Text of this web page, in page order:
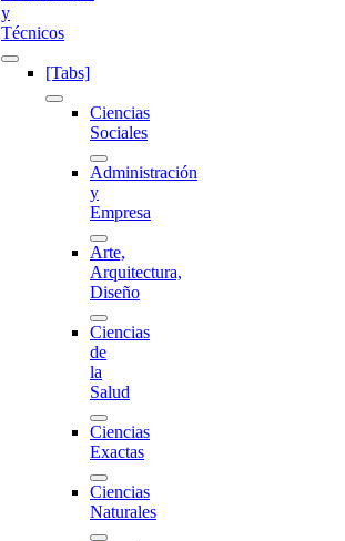
y
Técnicos
[Tabs]
Ciencias
Sociales
Administración
y
Empresa
Arte,
Arquitectura,
Diseño
Ciencias
de
la
Salud
Ciencias
Exactas
Ciencias
Naturales